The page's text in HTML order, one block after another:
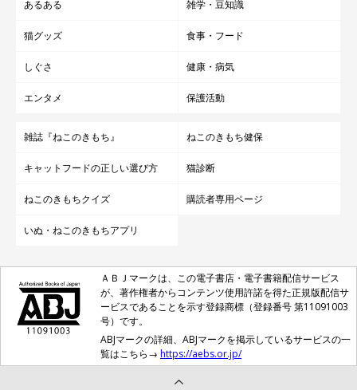
あるある 雑学・豆知識
猫グッズ 食事・フード
しぐさ 健康・病気
エンタメ 保護活動
雑誌『ねこのきもち』 ねこのきもち健保
キャットフードの正しい選び方 猫診断
ねこのきもちクイズ 購読者専用ページ
いぬ・ねこのきもちアプリ
ＡＢＪマークは、この電子書店・電子書籍配信サービス
が、著作権者からコンテンツ使用許諾を得た正規版配信サ
ービスであることを示す登録商標（登録番号 第11091003
号）です。
ABJマークの詳細、ABJマークを掲示しているサービスの一
覧はこちら→ https://aebs.or.jp/